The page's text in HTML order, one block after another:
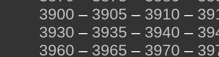
3900 – 3905 – 3910 –
3930 – 3935 – 3940 –
3960 – 3965 – 3970 –